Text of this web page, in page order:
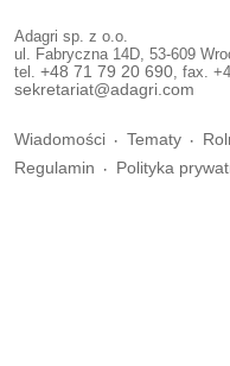
Adagri sp. z o.o.
ul. Fabryczna 14D, 53-609
tel. +48 71 79 20 690, fax.
sekretariat@adagri.com
Wiadomości Tematy
Regulamin
Polityka